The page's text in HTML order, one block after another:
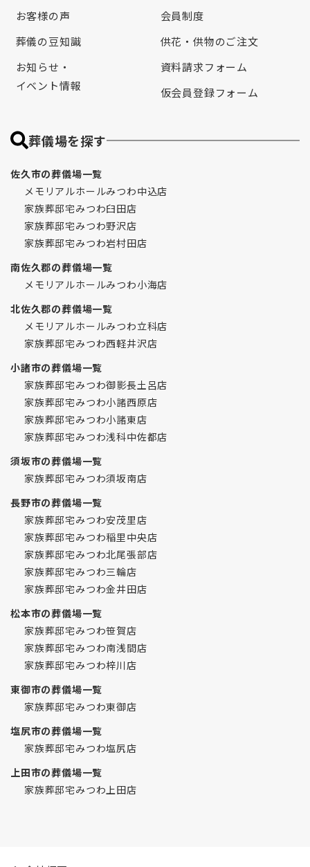
お客様の声
葬儀の豆知識
お知らせ・
イベント情報
会員制度
供花・供物のご注文
資料請求フォーム
仮会員登録フォーム
葬儀場を探す
佐久市の葬儀場一覧
メモリアルホールみつわ中込店
家族葬邸宅みつわ臼田店
家族葬邸宅みつわ野沢店
家族葬邸宅みつわ岩村田店
南佐久郡の葬儀場一覧
メモリアルホールみつわ小海店
北佐久郡の葬儀場一覧
メモリアルホールみつわ立科店
家族葬邸宅みつわ西軽井沢店
小諸市の葬儀場一覧
家族葬邸宅みつわ御影長土呂店
家族葬邸宅みつわ小諸西原店
家族葬邸宅みつわ小諸東店
家族葬邸宅みつわ浅科中佐都店
須坂市の葬儀場一覧
家族葬邸宅みつわ須坂南店
長野市の葬儀場一覧
家族葬邸宅みつわ安茂里店
家族葬邸宅みつわ稲里中央店
家族葬邸宅みつわ北尾張部店
家族葬邸宅みつわ三輪店
家族葬邸宅みつわ金井田店
松本市の葬儀場一覧
家族葬邸宅みつわ笹賀店
家族葬邸宅みつわ南浅間店
家族葬邸宅みつわ梓川店
東御市の葬儀場一覧
家族葬邸宅みつわ東御店
塩尻市の葬儀場一覧
家族葬邸宅みつわ塩尻店
上田市の葬儀場一覧
家族葬邸宅みつわ上田店